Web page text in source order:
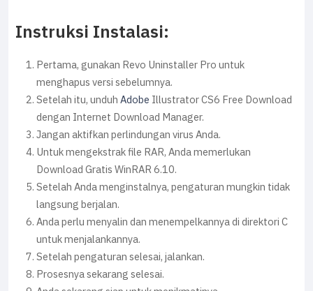
Instruksi Instalasi:
Pertama, gunakan Revo Uninstaller Pro untuk
menghapus versi sebelumnya.
Setelah itu, unduhAdobe Illustrator CS6 Free Download
dengan Internet Download Manager.
Jangan aktifkan perlindungan virus Anda.
Untuk mengekstrak file RAR, Anda memerlukan
Download Gratis WinRAR 6.10.
Setelah Anda menginstalnya, pengaturan mungkin tidak
langsung berjalan.
Anda perlu menyalin dan menempelkannya di direktori C
untuk menjalankannya.
Setelah pengaturan selesai, jalankan.
Prosesnya sekarang selesai.